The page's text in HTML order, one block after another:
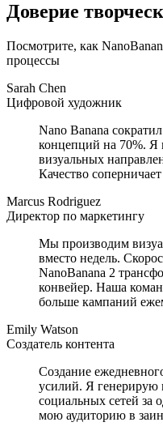
Доверие
Посмотрите, как
процессы
Sarah Chen
Цифровой художник
Nano Banana
концепций на 70%. Я
визуальных
Качество
Marcus Rodriguez
Директор по маркетингу
Мы производим
вместо недель.
NanoBanana 2
конвейер. Наша
больше кампаний
Emily Watson
Создатель контента
Создание
усилий. Я генерирую
социальных сетей за
мою аудиторию в